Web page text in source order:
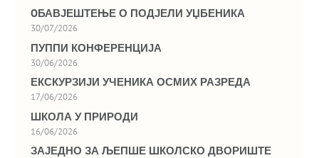
OБАВЈЕШТЕЊЕ О ПОДЈЕЛИ УЏБЕНИКА
30/07/2026
ПУППИ КОНФЕРЕНЦИЈА
30/06/2026
ЕКСКУРЗИЈИ УЧЕНИКА ОСМИХ РАЗРЕДА
17/06/2026
ШКОЛА У ПРИРОДИ
16/06/2026
ЗАЈЕДНО ЗА ЉЕПШЕ ШКОЛСКО ДВОРИШТЕ